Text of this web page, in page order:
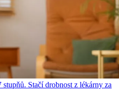
Stačí drobnost z lékárny za